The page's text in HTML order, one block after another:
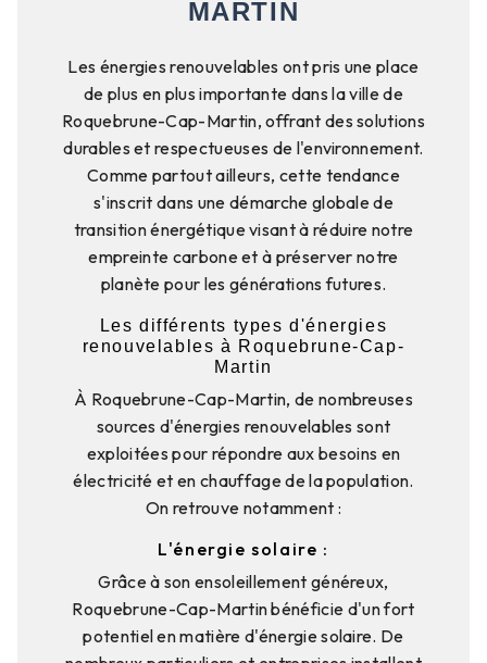
MARTIN
Les énergies renouvelables ont pris une place
de plus en plus importante dans la ville de
Roquebrune-Cap-Martin, offrant des solutions
durables et respectueuses de l'environnement.
Comme partout ailleurs, cette tendance
s'inscrit dans une démarche globale de
transition énergétique visant à réduire notre
empreinte carbone et à préserver notre
planète pour les générations futures.
Les différents types d'énergies
renouvelables à Roquebrune-Cap-
Martin
À Roquebrune-Cap-Martin, de nombreuses
sources d'énergies renouvelables sont
exploitées pour répondre aux besoins en
électricité et en chauffage de la population.
On retrouve notamment :
L'énergie solaire :
Grâce à son ensoleillement généreux,
Roquebrune-Cap-Martin bénéficie d'un fort
potentiel en matière d'énergie solaire. De